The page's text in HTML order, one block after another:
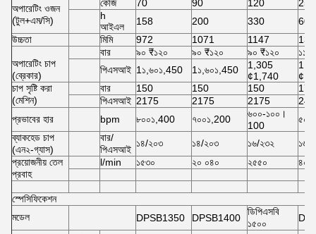
অপারেটিং ওজন
(টুল+এম/সি)
কেজি 70 90 120
250
h
আইএল
158 200 330
605
উচ্চতা
মিমি 972 1071 1147
অপারেটিং চাপ
(ব্রেকার)
বার ৯০ ₹১২০ ৯০ ₹১২০ ৯০ ₹১২০
পিএসআই 1১,৬০১,450 1১,৬০১,450
1,305
¢1,740
চাপ সৃষ্টি করা
(মেশিন)
বার 150 150 150
170
পিএসআই 2175 2175 2175
প্রভাবের হার
bpm ৮০০১,400 ৭০০১,200
৬০০-১০০।
100
৫০০
ব্যাকহেড চাপ
(এন২-গ্যাস)
বার/
পিএসআই
১৪/২০৩ ১৪/২০৩ ১৬/২৩২
১৬/
প্রয়োজনীয় তেল
প্রবাহ
l/min ১৫৩০ ২০ ০৪০ ২৫৫০ ৪০-
স্পেসিফিকেশন
মডেল
DPSB1350 DPSB1400
ডিপিএসবি
১৫০০